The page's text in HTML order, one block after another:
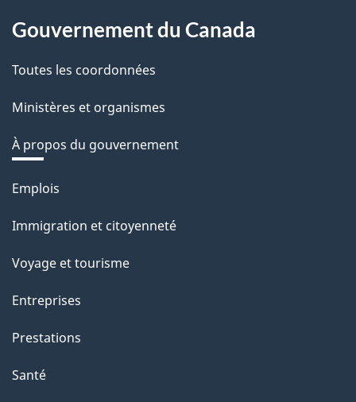
Gouvernement du Canada
Toutes les coordonnées
Ministères et organismes
À propos du gouvernement
Thèmes
sujets
Emplois
Immigration et citoyenneté
Voyage et tourisme
Entreprises
Prestations
Santé